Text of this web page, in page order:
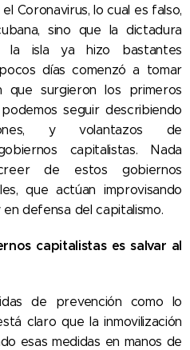
Coronavirus, lo cual es falso,
sino que la dictadura
la isla ya hizo bastantes
días comenzó a tomar
que surgieron los primeros
seguir describiendo
y volantazos de
capitalistas. Nada
de estos gobiernos
que actúan improvisando
defensa del capitalismo.
capitalistas es salvar al
de prevención como lo
claro que la inmovilización
esas medidas en manos de